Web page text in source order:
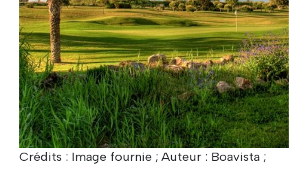
Crédits : Image fournie ; Auteur : Boavista ;